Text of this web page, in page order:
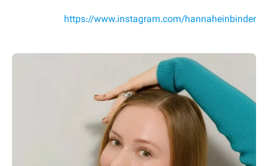
https://www.instagram.com/hannaheinbinder